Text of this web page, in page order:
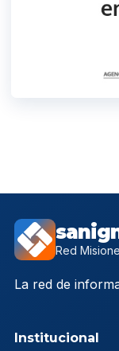
Red
La red de
Institucional